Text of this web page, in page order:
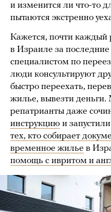
и изменится ли что-то
пытаются экстренно
Кажется, почти каждый
в Израиле за последние
специалистом по
люди консультируют
быстро переехать,
жилье, вывезти
репатрианты даже
инструкцию и
тех, кто собирает
временное жилье в
помощь с ивритом и